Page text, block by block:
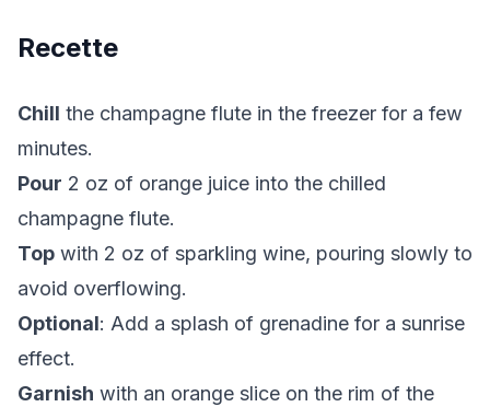
Recette
Chill the champagne flute in the freezer for a few
minutes.
Pour 2 oz of orange juice into the chilled
champagne flute.
Top with 2 oz of sparkling wine, pouring slowly to
avoid overflowing.
Optional: Add a splash of grenadine for a sunrise
effect.
Garnish with an orange slice on the rim of the